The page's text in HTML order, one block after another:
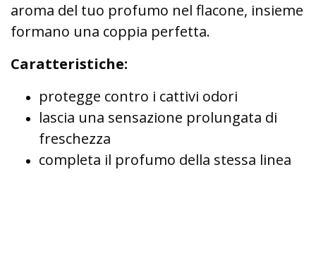
aroma del tuo profumo nel flacone, insieme
formano una coppia perfetta.
Caratteristiche:
protegge contro i cattivi odori
lascia una sensazione prolungata di
freschezza
completa il profumo della stessa linea